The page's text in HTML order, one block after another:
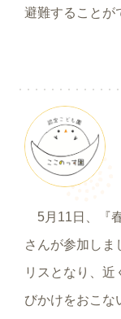
避難すること
5月11日、『
さんが参加しま
リスとなり、
びかけをおこ